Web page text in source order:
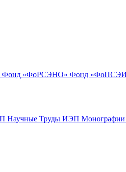
Фонд «ФоРСЭНО» Фонд
Научные Труды ИЭП Монографии